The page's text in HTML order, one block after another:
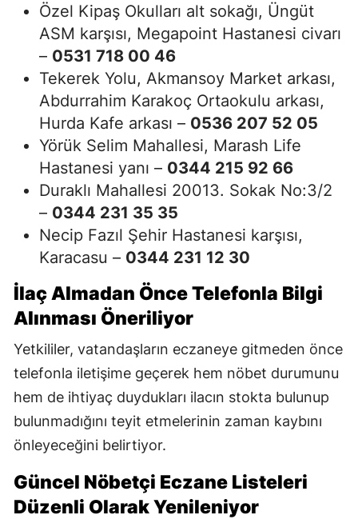
Özel Kipaş Okulları alt sokağı, Üngüt
ASM karşısı, Megapoint Hastanesi civarı
– 0531 718 00 46
Tekerek Yolu, Akmansoy Market arkası,
Abdurrahim Karakoç Ortaokulu arkası,
Hurda Kafe arkası – 0536 207 52 05
Yörük Selim Mahallesi, Marash Life
Hastanesi yanı – 0344 215 92 66
Duraklı Mahallesi 20013. Sokak No:3/2
– 0344 231 35 35
Necip Fazıl Şehir Hastanesi karşısı,
Karacasu – 0344 231 12 30
İlaç Almadan Önce Telefonla Bilgi
Alınması Öneriliyor
Yetkililer, vatandaşların eczaneye gitmeden önce
telefonla iletişime geçerek hem nöbet durumunu
hem de ihtiyaç duydukları ilacın stokta bulunup
bulunmadığını teyit etmelerinin zaman kaybını
önleyeceğini belirtiyor.
Güncel Nöbetçi Eczane Listeleri
Düzenli Olarak Yenileniyor